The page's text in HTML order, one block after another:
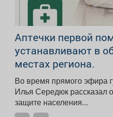
Аптечки первой
устанавливают в
местах региона.
Во время прямого эфира
Илья Середюк рассказал
защите населения...